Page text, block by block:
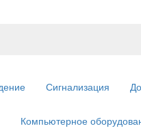
Сигнализация
Компьютерное